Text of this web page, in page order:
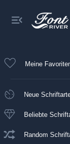
Meine
Neue
Beliebte
Random